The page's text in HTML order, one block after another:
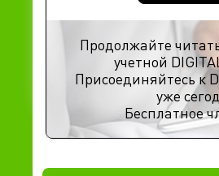
Продолжайте
учетной
Присоединяйтесь к
уже
Бесплатное